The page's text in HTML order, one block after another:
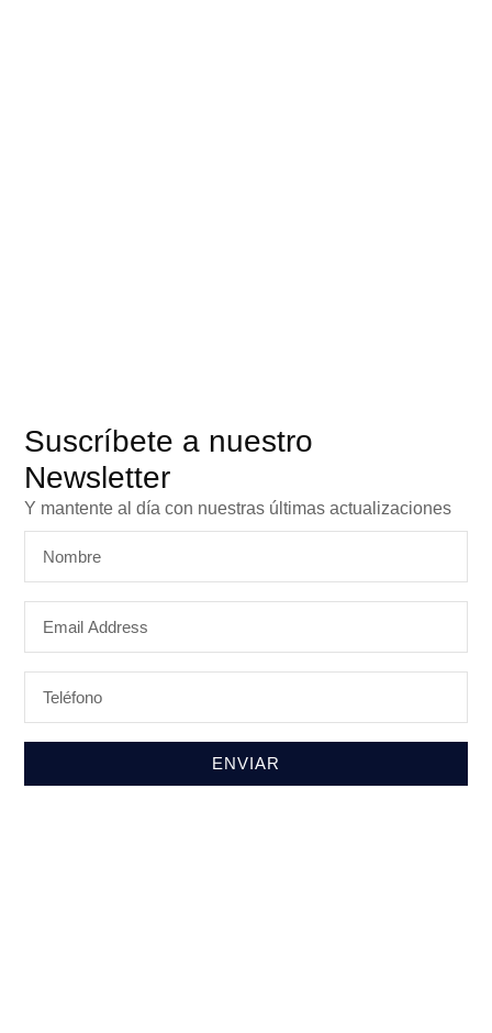
Suscríbete a nuestro
Newsletter
Y mantente al día con nuestras últimas actualizaciones
ENVIAR